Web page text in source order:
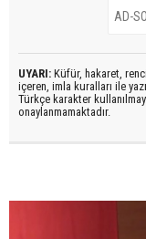
UYARI: Küfür, hakaret,
içeren, imla kuralları ile
Türkçe karakter
onaylanmamaktadır.